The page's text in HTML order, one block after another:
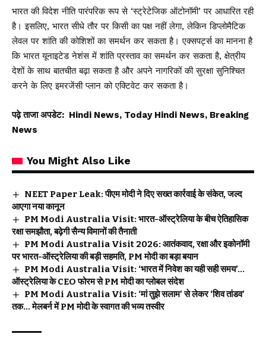
भारत की विदेश नीति पारंपरिक रूप से ‘स्ट्रेटेजिक ऑटोनॉमी’ पर आधारित रही
है। इसलिए, भारत सीधे तौर पर किसी का पक्ष नहीं लेगा, लेकिन डिप्लोमैटिक
लेवल पर शांति की कोशिशों का समर्थन कर सकता है। एक्सपर्ट्स का मानना है
कि भारत यूनाइटेड नेशंस में शांति प्रस्ताव का समर्थन कर सकता है, क्षेत्रीय
देशों के साथ बातचीत बढ़ा सकता है और अपने नागरिकों की सुरक्षा सुनिश्चित
करने के लिए इमरजेंसी प्लान को एक्टिवेट कर सकता है।
पढ़े ताजा अपडेट: Hindi News, Today Hindi News, Breaking
News
You Might Also Like
NEET Paper Leak: पीएम मोदी ने दिए सख्त कार्रवाई के संकेत, जल्द
आएगा नया कानून
PM Modi Australia Visit: भारत-ऑस्ट्रेलिया के बीच ऐतिहासिक
रक्षा समझौता, बढ़ेगी सैन्य विमानों की तैनाती
PM Modi Australia Visit 2026: आतंकवाद, रक्षा और इकोनॉमी
पर भारत-ऑस्ट्रेलिया की बड़ी सहमति, PM मोदी का बड़ा बयान
PM Modi Australia Visit: ‘भारत में निवेश का यही सही समय’…
ऑस्ट्रेलिया के CEO फोरम से PM मोदी का ग्लोबल संदेश
PM Modi Australia Visit: ‘मां तुझे सलाम’ से लेकर ‘शिव तांडव’
तक… मेलबर्न में PM मोदी के स्वागत की भव्य तस्वीर